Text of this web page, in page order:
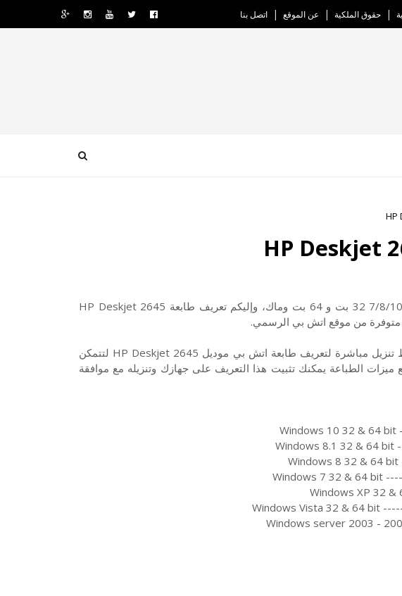
حقوق الملكية عن الموقع اتصل بنا
إليكم تعريف طابعة HP Deskjet 2645
متوفرة من موقع اتش بي الرسمي.
تحميل تعريف طابعة HP Deskjet 2645 من روابط تنزيل مباشرة لتعريف طابعة اتش بي موديل HP Deskjet 2645 لتتمكن
الطباعة يمكنك تثبيت هذا التعريف على جهازك وتنزيله مع موافقة
Windows 10 32 & 64 bit
Windows 8.1 32 & 64
Windows 8 32 & 64
Windows 7 32 & 64 bit
Windows XP 32
Windows Vista 32 & 64 bit
Windows server 2003 -